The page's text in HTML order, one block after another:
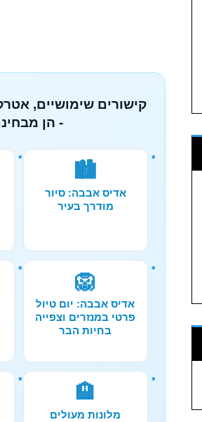
קישורים שימושיים,
- הן
🏙️
אדיס אבבה: סיור
מודרך בעיר
🦁
אדיס אבבה: יום טיול
פרטי במנזרים וצפייה
בחיות הבר
🏨
מלונות מעולים